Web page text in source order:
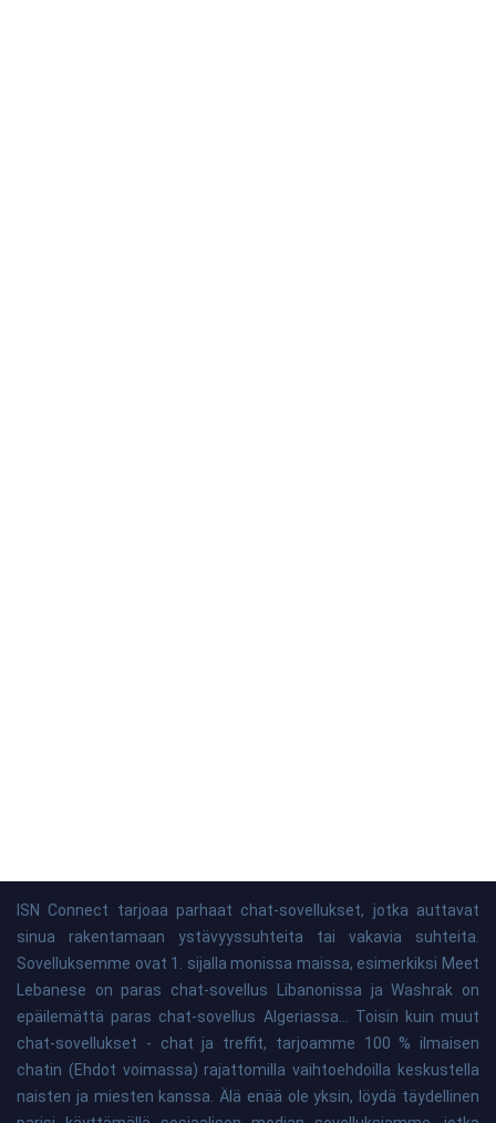
ISN Connect tarjoaa parhaat chat-sovellukset, jotka auttavat
sinua rakentamaan ystävyyssuhteita tai vakavia suhteita.
Sovelluksemme ovat 1. sijalla monissa maissa, esimerkiksi Meet
Lebanese on paras chat-sovellus Libanonissa ja Washrak on
epäilemättä paras chat-sovellus Algeriassa... Toisin kuin muut
chat-sovellukset - chat ja treffit, tarjoamme 100 % ilmaisen
chatin (Ehdot voimassa) rajattomilla vaihtoehdoilla keskustella
naisten ja miesten kanssa. Älä enää ole yksin, löydä täydellinen